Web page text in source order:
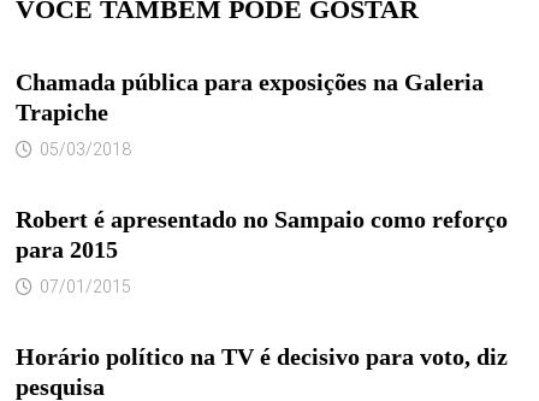
VOCÊ TAMBÉM PODE GOSTAR
Chamada pública para exposições na Galeria
Trapiche
05/03/2018
Robert é apresentado no Sampaio como reforço
para 2015
07/01/2015
Horário político na TV é decisivo para voto, diz
pesquisa